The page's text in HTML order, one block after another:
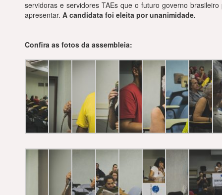
servidoras e servidores TAEs que o futuro governo brasileiro
apresentar. A candidata foi eleita por unanimidade.
Confira as fotos da assembleia: